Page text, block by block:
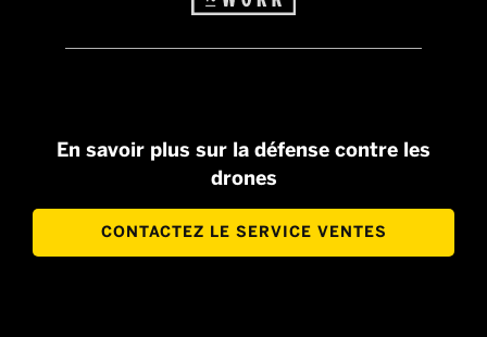
En savoir plus sur la défense contre les
drones
CONTACTEZ LE SERVICE VENTES